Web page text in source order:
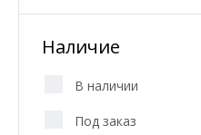
Наличие
В наличии
Под заказ